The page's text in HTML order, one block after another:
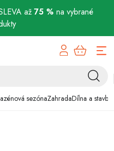
až 75 % na vybrané
sezónaZahradaDílna a stavba